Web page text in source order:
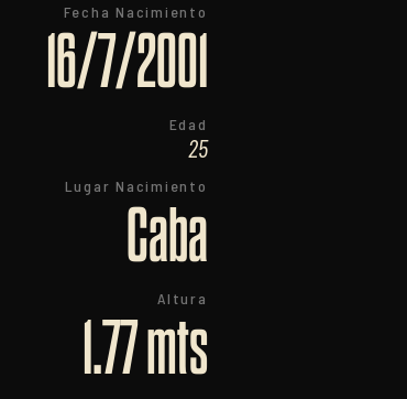
Fecha Nacimiento
16/7/2001
Edad
25
Lugar Nacimiento
Caba
Altura
1.77 mts